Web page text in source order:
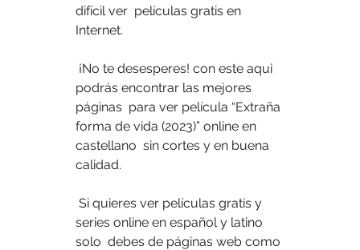
difícil ver  películas gratis en
Internet.
podrás encontrar las mejores
páginas  para ver película “Extraña
forma de vida (2023)” online en
castellano  sin cortes y en buena
calidad.
series online en español y latino
solo  debes de páginas web como